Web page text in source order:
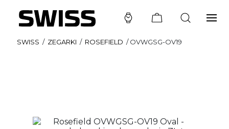
SWISS / ZEGARKI / ROSEFIELD /OVWGSG-OV19